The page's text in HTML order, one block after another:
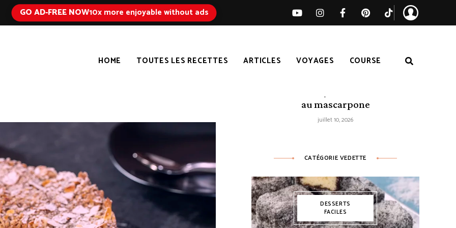
GO AD-FREE NOW10x more enjoyable without ads
HOME TOUTES LES RECETTES ARTICLES VOYAGES COURSE
au mascarpone
juillet 10, 2026
CATÉGORIE VEDETTE
DESSERTS
FACILES